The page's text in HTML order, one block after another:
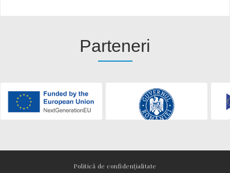
Parteneri
Politică de confidențialitate